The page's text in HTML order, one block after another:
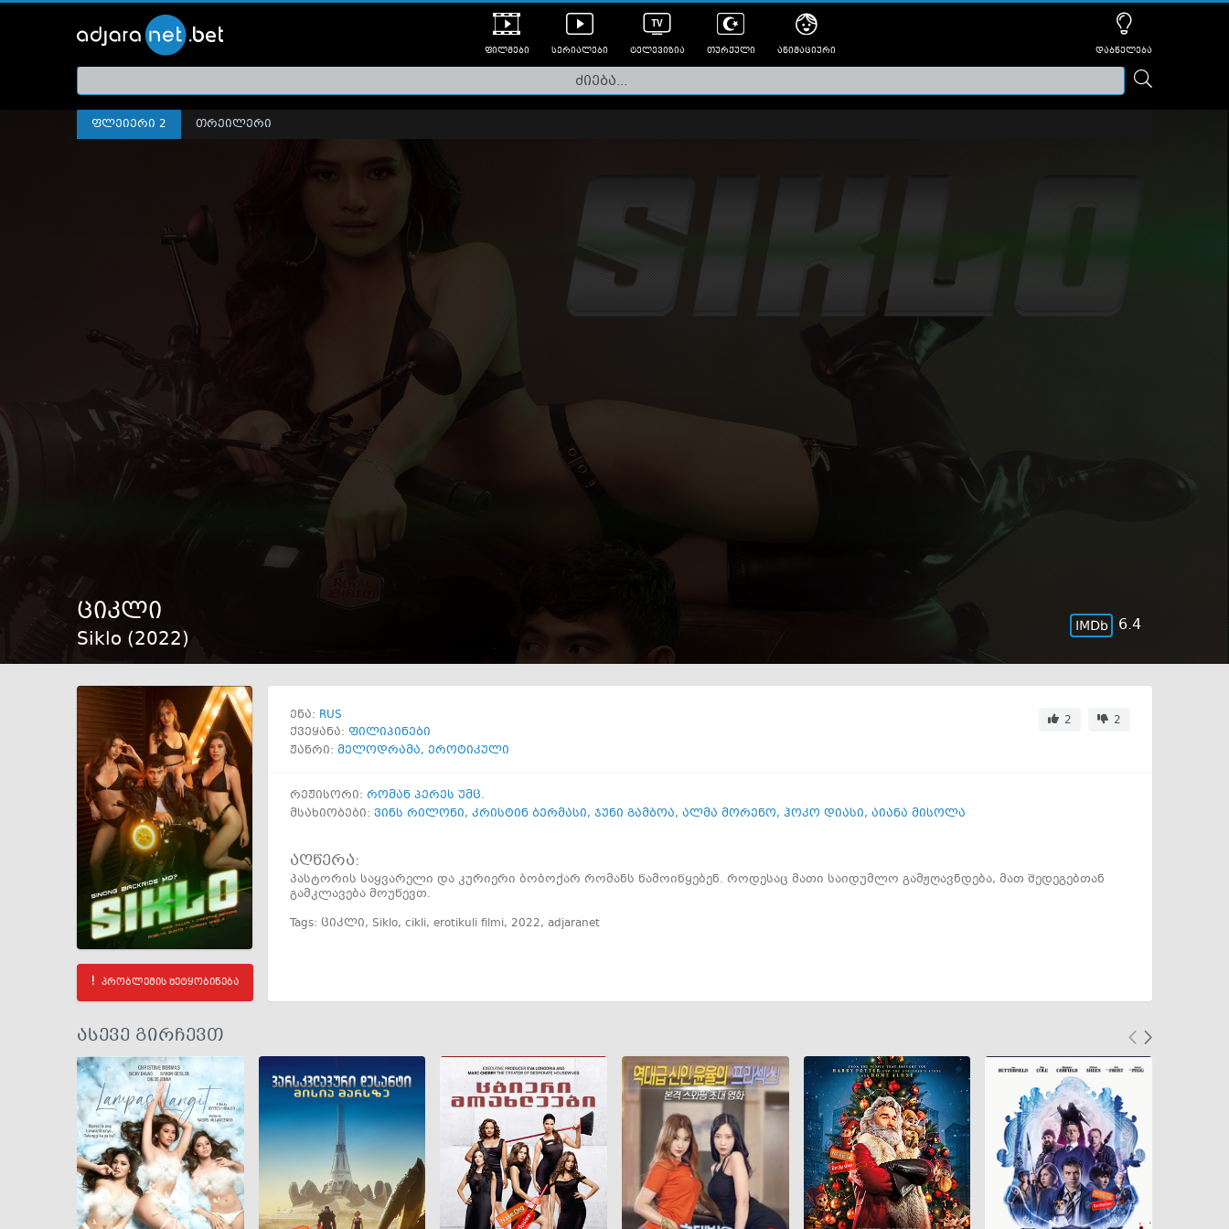
ფილმები
თრეილერები
სერიალები ტელევიზია თურქული ანიმაციური დაბნელება
ფლეიერი 2 თრეილერი
ციკლი
Siklo (2022)
6.4
პრობლემის შეტყობინება
ენა: RUS
ქვეყანა: ფილიპინები
2
2
ჟანრი: მელოდრამა, ეროტიკული
რეჟისორი: რომან პერეს უმც.
მსახიობები: ვინს რილონი, კრისტინ ბერმასი, ჯუნი გამბოა, ალმა მორენო, ჰოკო დიასი, აიანა მისოლა
აღწერა:
პასტორის საყვარელი და კურიერი ბობოქარ რომანს წამოიწყებენ. როდესაც მათი საიდუმლო გამჟღავნდება, მათ შედეგებთან
გამკლავება მოუწევთ.
Tags: ციკლი, Siklo, cikli, erotikuli filmi, 2022, adjaranet
ასევე გირჩევთ